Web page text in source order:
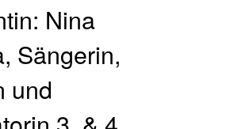
Nina
Sängerin,
und